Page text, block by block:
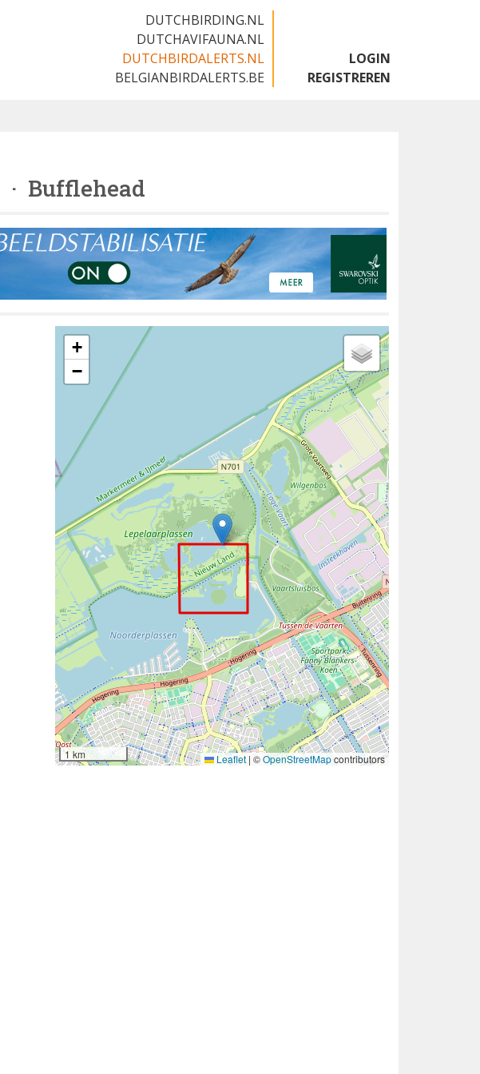
DUTCHBIRDING.NL
DUTCHAVIFAUNA.NL
DUTCHBIRDALERTS.NL
BELGIANBIRDALERTS.BE
LOGIN
REGISTREREN
· Bufflehead
+
−
1 km Leaflet | ©OpenStreetMapcontributors